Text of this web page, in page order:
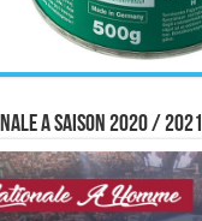
A saison 2020 / 2021